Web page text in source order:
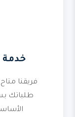
خدمة
فريقنا
طلباتك